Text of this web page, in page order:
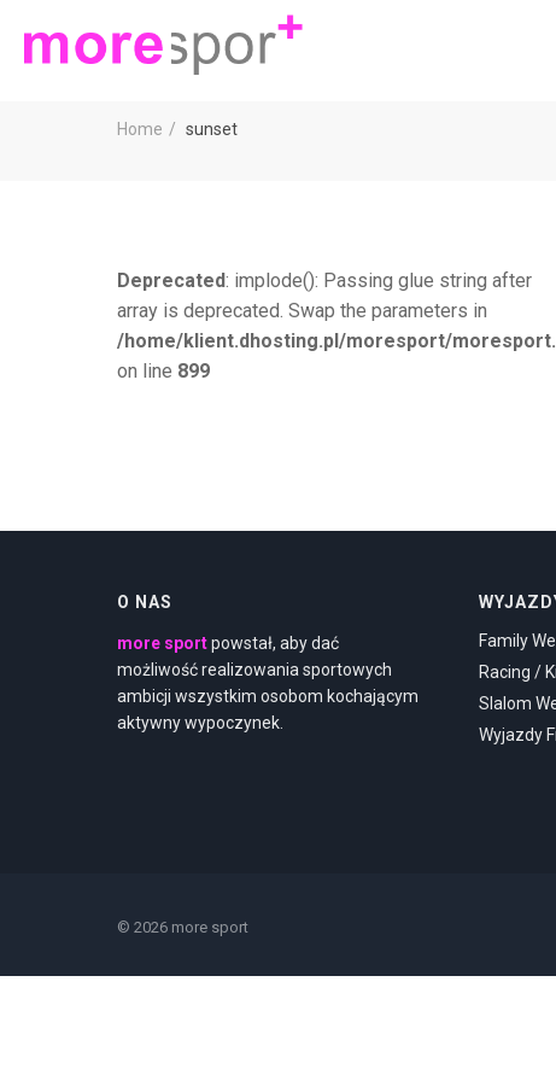
Home sunset
Deprecated: implode(): Passing glue string after
array is deprecated. Swap the parameters in
/home/klient.dhosting.pl/moresport/
on line 899
O NAS
more sportpowstał, aby dać
możliwość realizowania sportowych
ambicji wszystkim osobom kochającym
aktywny wypoczynek.
Family
Racing /
Slalom
Wyjazdy
© 2026 more sport